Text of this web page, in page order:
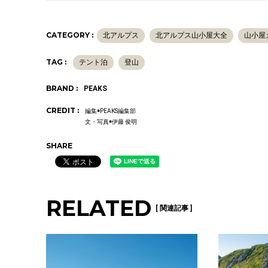
CATEGORY : 北アルプス 北アルプス山小屋大全 山小屋
TAG : テント泊 登山
BRAND : PEAKS
CREDIT :
編集◉PEAKS編集部
文・写真◉伊藤 俊明
SHARE
RELATED [ 関連記事 ]